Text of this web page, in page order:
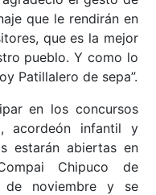
que le rendirán en
que es la mejor
pueblo. Y como lo
Patillalero de sepa”.
en los concursos
acordeón infantil y
estarán abiertas en
Chipuco de
noviembre y se